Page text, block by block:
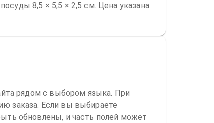
8,5 × 5,5 × 2,5 см. Цена указана
рядом с выбором языка. При
заказа. Если вы выбираете
обновлены, и часть полей может